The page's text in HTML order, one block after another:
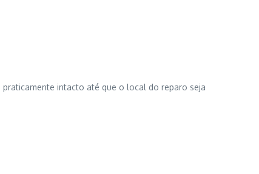
intacto até que o local do reparo seja